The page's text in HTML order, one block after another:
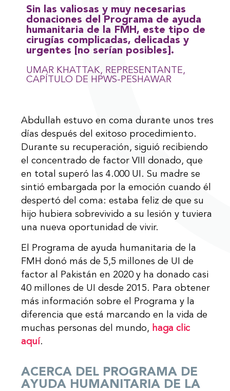
Sin las valiosas y muy necesarias
donaciones del Programa de ayuda
humanitaria de la FMH, este tipo de
cirugías complicadas, delicadas y
urgentes [no serían posibles].
UMAR KHATTAK, REPRESENTANTE,
CAPÍTULO DE HPWS-PESHAWAR
Abdullah estuvo en coma durante unos tres
días después del exitoso procedimiento.
Durante su recuperación, siguió recibiendo
el concentrado de factor VIII donado, que
en total superó las 4.000 UI. Su madre se
sintió embargada por la emoción cuando él
despertó del coma: estaba feliz de que su
hijo hubiera sobrevivido a su lesión y tuviera
una nueva oportunidad de vivir.
El Programa de ayuda humanitaria de la
FMH donó más de 5,5 millones de UI de
factor al Pakistán en 2020 y ha donado casi
40 millones de UI desde 2015. Para obtener
más información sobre el Programa y la
diferencia que está marcando en la vida de
muchas personas del mundo, haga clic
aquí.
ACERCA DEL PROGRAMA DE
AYUDA HUMANITARIA DE LA